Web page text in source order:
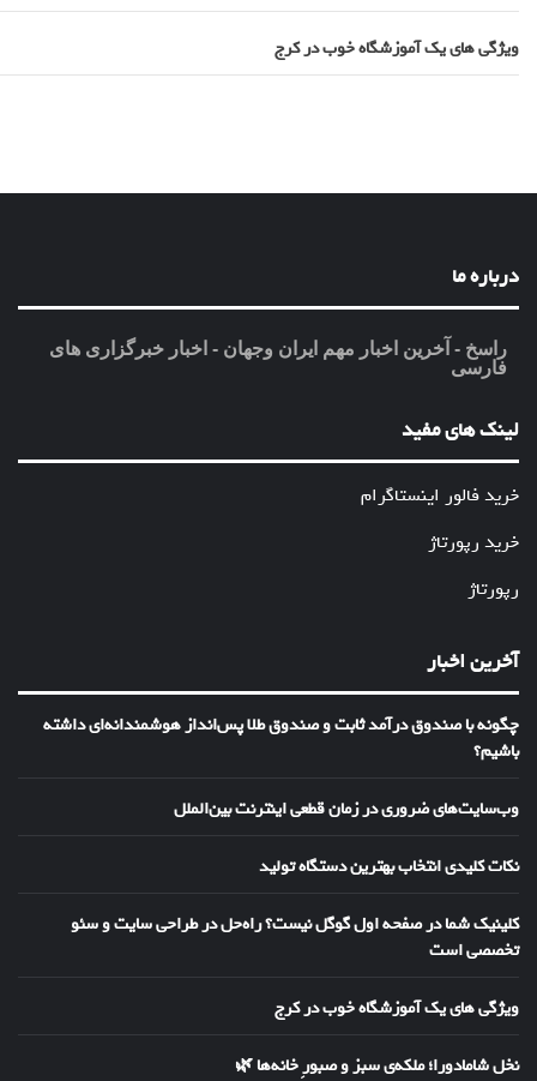
ویژگی های یک آموزشگاه خوب در کرج
درباره ما
راسخ - آخرین اخبار مهم ایران وجهان - اخبار خبرگزاری های
فارسی
لینک های مفید
خرید فالور اینستاگرام
خرید رپورتاژ
رپورتاژ
آخرین اخبار
چگونه با صندوق درآمد ثابت و صندوق طلا پس‌انداز هوشمندانه‌ای داشته
باشیم؟
وب‌سایت‌های ضروری در زمان قطعی اینترنت بین‌الملل
نکات کلیدی انتخاب بهترین دستگاه تولید
کلینیک شما در صفحه اول گوگل نیست؟ راه‌حل در طراحی سایت و سئو
تخصصی است
ویژگی های یک آموزشگاه خوب در کرج
نخل شامادورا؛ ملکه‌ی سبز و صبورِ خانه‌ها 🌿